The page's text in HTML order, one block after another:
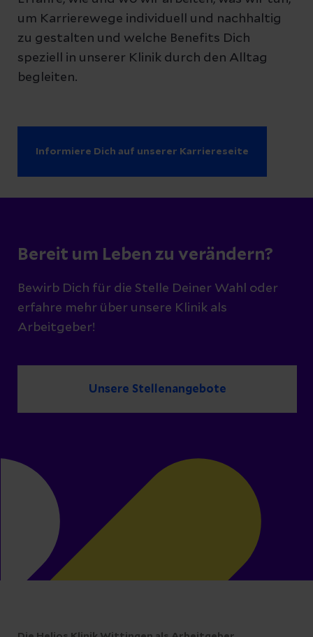
um Karrierewege individuell und nachhaltig
zu gestalten und welche Benefits Dich
speziell in unserer Klinik durch den Alltag
begleiten.
Informiere Dich auf unserer Karriereseite
Bereit um Leben zu verändern?
Bewirb Dich für die Stelle Deiner Wahl oder
erfahre mehr über unsere Klinik als
Arbeitgeber!
Unsere Stellenangebote